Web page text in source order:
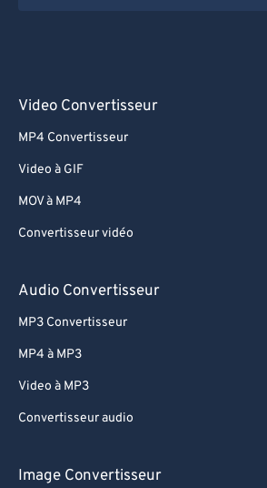
Video Convertisseur
MP4 Convertisseur
Video à GIF
MOV à MP4
Convertisseur vidéo
Audio Convertisseur
MP3 Convertisseur
MP4 à MP3
Video à MP3
Convertisseur audio
Image Convertisseur